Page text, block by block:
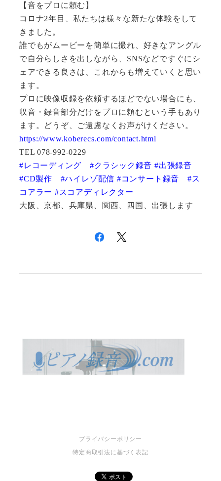
【音をプロに頼む】
コロナ2年目、私たちは様々な新たな体験をして
きました。
誰でもがムービーを簡単に撮れ、好きなアングル
で自分らしさを出しながら、 SNSなどですぐにシ
ェアできる良さは、これからも増えていくと思い
ます。
プロに映像収録を依頼するほどでない場合にも、
収音・録音部分だけをプロに頼むという手もあり
ます。どうぞ、ご遠慮なくお声がけください。
https://www.koberecs.com/contact.html
TEL 078-992-0229
#レコーディング #クラシック録音 #出張録音
#CD製作 #ハイレゾ配信 #コンサート録音 #ス
コアラー #スコアディレクター
大阪、京都、兵庫県、関西、四国、出張します
プライバシーポリシー
特定商取引法に基づく表記